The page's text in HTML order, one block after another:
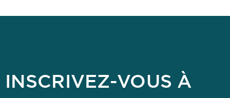
INSCRIVEZ-VOUS À